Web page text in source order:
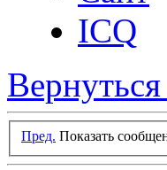
ICQ
Пред. Показать